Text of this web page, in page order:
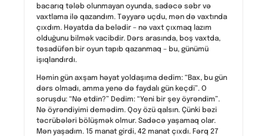
bacarıq tələb olunmayan oyunda, sadəcə səbr və
vaxtlama ilə qazandım. Təyyarə uçdu, mən də vaxtında
çıxdım. Həyatda da belədir – nə vaxt çıxmaq lazım
olduğunu bilmək vacibdir. Dərs arasında, boş vaxtda,
təsadüfən bir oyun tapıb qazanmaq – bu, günümü
işıqlandırdı.
Həmin gün axşam həyat yoldaşıma dedim: “Bax, bu gün
dərs olmadı, amma yenə də faydalı gün keçdi”. O
soruşdu: “Nə etdin?” Dedim: “Yeni bir şey öyrəndim”.
Nə öyrəndiyimi demədim. Qoy özü qalsın. Çünki bəzi
təcrübələri bölüşmək olmur. Sadəcə yaşamaq olar.
Mən yaşadım. 15 manat girdi, 42 manat çıxdı. Fərq 27